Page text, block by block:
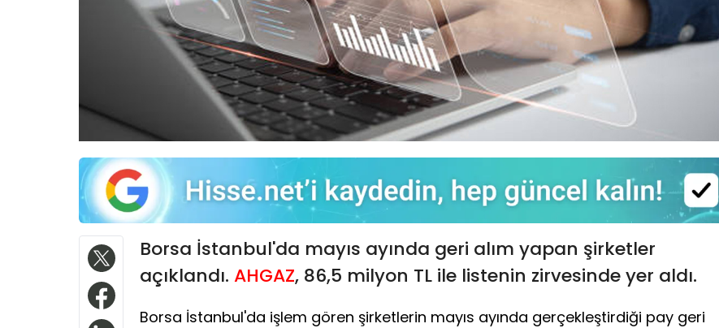
Borsa İstanbul'da mayıs ayında geri alım yapan şirketler
açıklandı. AHGAZ, 86,5 milyon TL ile listenin zirvesinde yer aldı.
Borsa İstanbul'da işlem gören şirketlerin mayıs ayında gerçekleştirdiği pay geri